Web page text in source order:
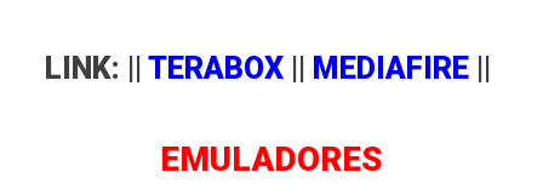
LINK: || TERABOX MEDIAFIRE
EMULADORES